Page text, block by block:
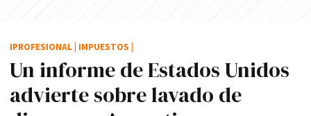
Un informe de Estados Unidos
advierte sobre lavado de
IPROFESIONAL IMPUESTOS